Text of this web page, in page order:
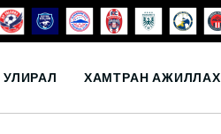
ХАМТРАН АЖИЛЛАХ